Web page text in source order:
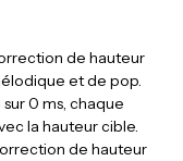
de hauteur
et de pop.
0 ms, chaque
la hauteur cible.
de hauteur